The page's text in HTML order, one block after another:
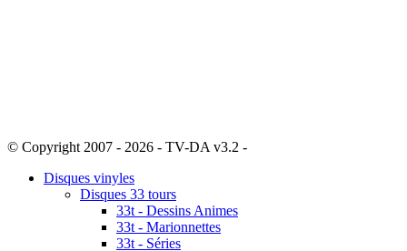
© Copyright 2007 - 2026 - TV-DA v3.2 -
Disques vinyles
Disques 33 tours
33t - Dessins Animes
33t - Marionnettes
33t - Séries